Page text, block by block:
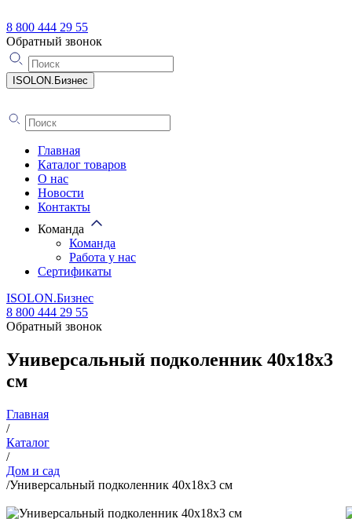
8 800 444 29 55
Обратный звонок
ISOLON.Бизнес
Главная
Каталог товаров
О нас
Новости
Контакты
Команда
Команда
Работа у нас
Сертификаты
ISOLON.Бизнес
8 800 444 29 55
Обратный звонок
Универсальный подколенник 40х18х3
см
Главная
/
Каталог
/
Дом и сад
/Универсальный подколенник 40х18х3 см